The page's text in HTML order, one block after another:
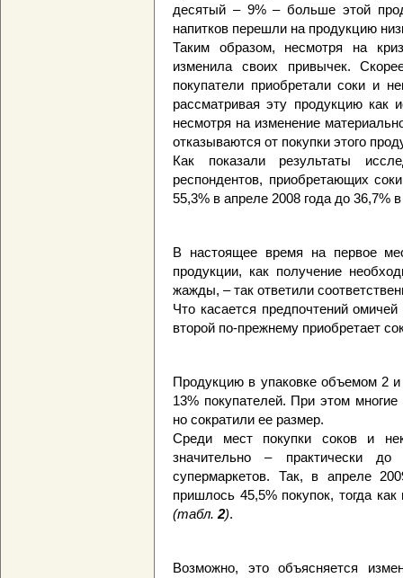
десятый – 9% – больше этой
напитков перешли на продукцию
Таким образом, несмотря на
изменила своих привычек.
покупатели приобретали соки и
рассматривая эту продукцию как
несмотря на изменение
отказываются от покупки этого
Как показали результаты
респондентов, приобретающих
55,3% в апреле 2008 года до 36,7%
В настоящее время на первое
продукции, как получение
жажды, – так ответили
Что касается предпочтений
второй по-прежнему приобретает
Продукцию в упаковке объемом 2
13% покупателей. При этом
но сократили ее размер.
Среди мест покупки соков и
значительно – практически
супермаркетов. Так, в апреле
пришлось 45,5% покупок, тогда
(табл. 2).
Возможно, это объясняется